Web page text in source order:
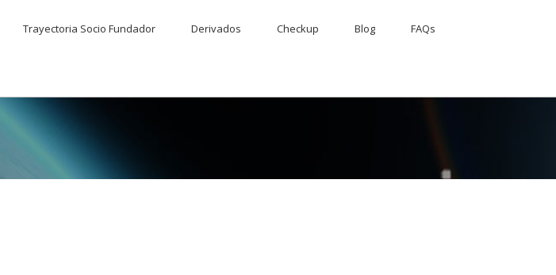
Trayectoria Socio Fundador Derivados Checkup Blog FAQs